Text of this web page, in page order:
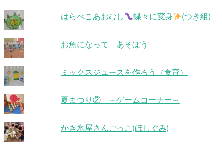
はらぺこあおむし 蝶々に変身 (つき組)
お魚になって あそぼう
ミックスジュースを作ろう（食育）
夏まつり② ～ゲームコーナー～
かき氷屋さんごっこ(ほしぐみ)